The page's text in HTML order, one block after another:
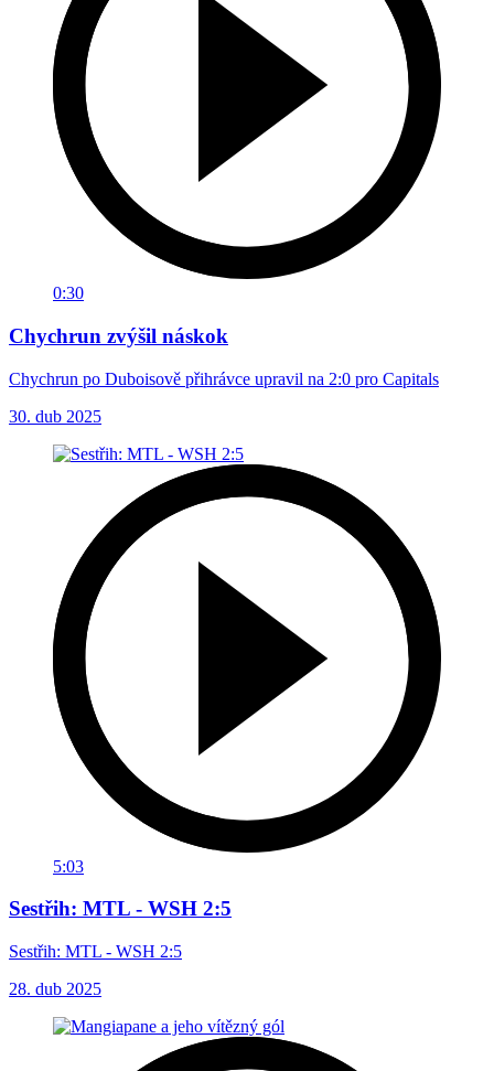
0:30
Chychrun zvýšil náskok
Chychrun po Duboisově přihrávce upravil na 2:0 pro Capitals
30. dub 2025
5:03
Sestřih: MTL - WSH 2:5
Sestřih: MTL - WSH 2:5
28. dub 2025